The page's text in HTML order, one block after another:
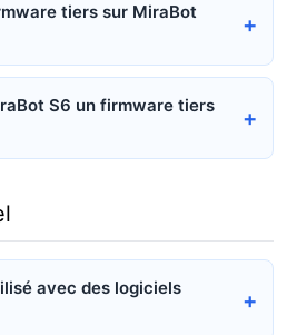
tiers sur MiraBot
S6 un firmware tiers
avec des logiciels